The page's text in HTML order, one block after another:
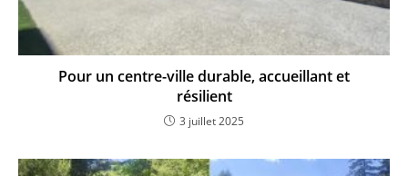
Pour un centre-ville durable, accueillant et
résilient
3 juillet 2025